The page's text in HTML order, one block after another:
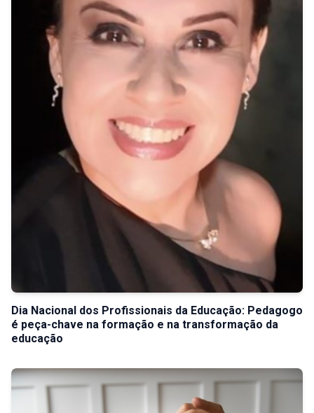
Dia Nacional dos Profissionais da Educação: Pedagogo
é peça-chave na formação e na transformação da
educação